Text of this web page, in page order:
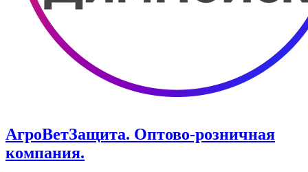
АгроВетЗащита. Оптово-розничная
компания.